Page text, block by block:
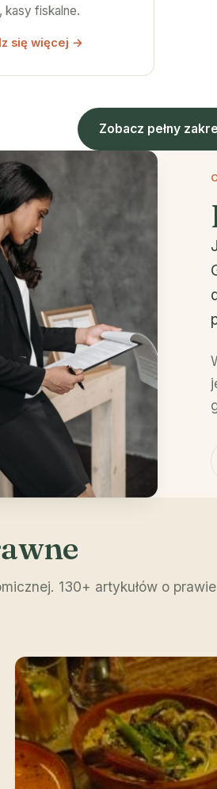
kasy fiskalne.
się więcej →
Zobacz pełny
130+ artykułów o prawie